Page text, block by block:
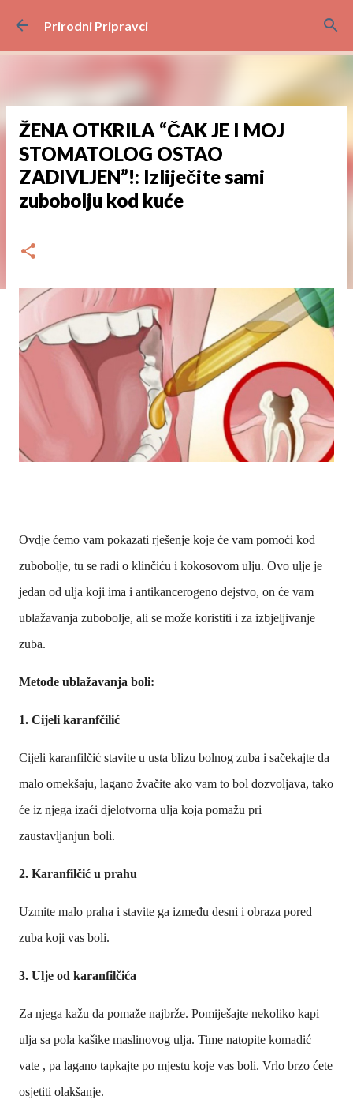
Preskoči na glavni sadržaj
Prirodni Pripravci
ŽENA OTKRILA “ČAK JE I MOJ
STOMATOLOG OSTAO
ZADIVLJEN”!: Izliječite sami
zubobolju kod kuće
Ovdje ćemo vam pokazati rješenje koje će vam pomoći kod
zubobolje, tu se radi o klinčiću i kokosovom ulju. Ovo ulje je
jedan od ulja koji ima i antikancerogeno dejstvo, on će vam
ublažavanja zubobolje, ali se može koristiti i za izbjeljivanje
zuba.
Metode ublažavanja boli:
1. Cijeli karanfčilić
Cijeli karanfilčić stavite u usta blizu bolnog zuba i sačekajte da
malo omekšaju, lagano žvačite ako vam to bol dozvoljava, tako
će iz njega izaći djelotvorna ulja koja pomažu pri
zaustavljanjun boli.
2. Karanfilčić u prahu
Uzmite malo praha i stavite ga između desni i obraza pored
zuba koji vas boli.
3. Ulje od karanfilčića
Za njega kažu da pomaže najbrže. Pomiješajte nekoliko kapi
ulja sa pola kašike maslinovog ulja. Time natopite komadić
vate , pa lagano tapkajte po mjestu koje vas boli. Vrlo brzo ćete
osjetiti olakšanje.